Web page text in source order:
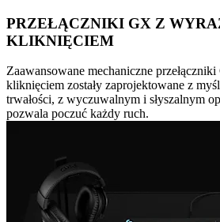
PRZEŁĄCZNIKI GX Z
KLIKNIĘCIEM
Zaawansowane mechaniczne
kliknięciem zostały zaprojektowane z
trwałości, z wyczuwalnym i słyszalnym
pozwala poczuć każdy ruch.